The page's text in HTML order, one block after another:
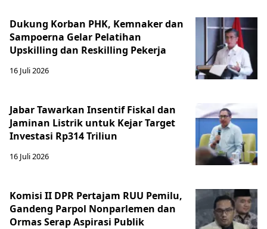
Dukung Korban PHK, Kemnaker dan
Sampoerna Gelar Pelatihan
Upskilling dan Reskilling Pekerja
16 Juli 2026
Jabar Tawarkan Insentif Fiskal dan
Jaminan Listrik untuk Kejar Target
Investasi Rp314 Triliun
16 Juli 2026
Komisi II DPR Pertajam RUU Pemilu,
Gandeng Parpol Nonparlemen dan
Ormas Serap Aspirasi Publik